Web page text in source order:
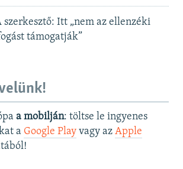
szerkesztő: Itt „nem az ellenzéki
támogatják”
a mobilján: töltse le ingyenes
a Google Playvagy az Apple